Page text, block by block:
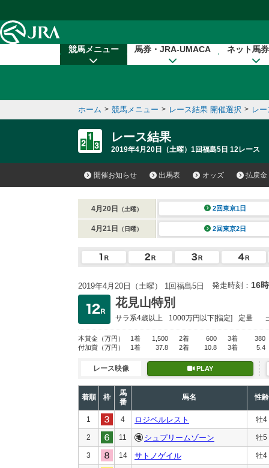
競馬メニュー 馬券・JRA-UMACA ネット馬
ホーム > 競馬メニュー > レース結果 開催選択 > レ
レース結果
2019年4月20日（土曜）1回福島5日 12レース
開催お知らせ 出馬表 オッズ 払戻金
4月20日 （土曜） 2回東京1日
4月21日 （日曜） 2回東京2日
2019年4月20日（土曜） 1回福島5日 発走時刻： 16
花見山特別
サラ系4歳以上 1000万円以下[指定] 定量
本賞金 （万円） 1着 1,500 2着 600 3着
380
付加賞 （万円） 1着 37.8 2着 10.8 3着 5.4
レース映像 PLAY
着順 枠
馬
番
馬名 性齢
1 4 ロジペルレスト 牡4
2 11 シュプリームゾーン 牡5
3 14 サトノゲイル 牡4